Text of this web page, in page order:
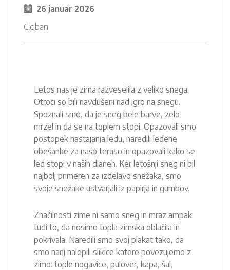
26 januar 2026
Ciciban
Letos nas je zima razveselila z veliko snega.
Otroci so bili navdušeni nad igro na snegu.
Spoznali smo, da je sneg bele barve, zelo
mrzel in da se na toplem stopi. Opazovali smo
postopek nastajanja ledu, naredili ledene
obešanke za našo teraso in opazovali kako se
led stopi v naših dlaneh. Ker letošnji sneg ni bil
najbolj primeren za izdelavo snežaka, smo
svoje snežake ustvarjali iz papirja in gumbov.
Značilnosti zime ni samo sneg in mraz ampak
tudi to, da nosimo topla zimska oblačila in
pokrivala. Naredili smo svoj plakat tako, da
smo nanj nalepili slikice katere povezujemo z
zimo: tople nogavice, pulover, kapa, šal,